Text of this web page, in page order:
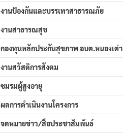
งานป้องกันและบรรเทาสาธารณภัย
งานสาธารณสุข
กองทุนหลักประกันสุขภาพ อบต.หนองเต่า
งานสวัสดิการสังคม
ชมรมผู้สูงอายุ
ผลการดำเนินงานโครงการ
จดหมายข่าว/สื่อประชาสัมพันธ์